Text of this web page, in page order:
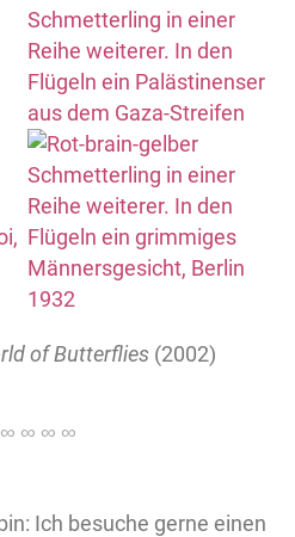
of Butterflies (2002)
Ich besuche gerne einen